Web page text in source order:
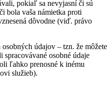
pokiaľ sa nevyjasní či sú
bola vaša námietka proti
dôvodne (viď. právo
údajov – tzn. že môžete
osobné údaje
ľahko prenosné k inému
služieb).